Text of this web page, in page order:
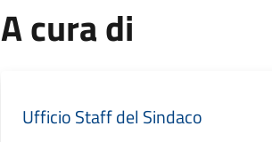
A cura di
Ufficio Staff del Sindaco